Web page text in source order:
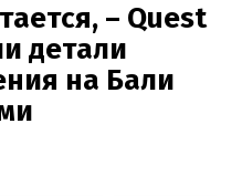
– Quest
детали
на Бали